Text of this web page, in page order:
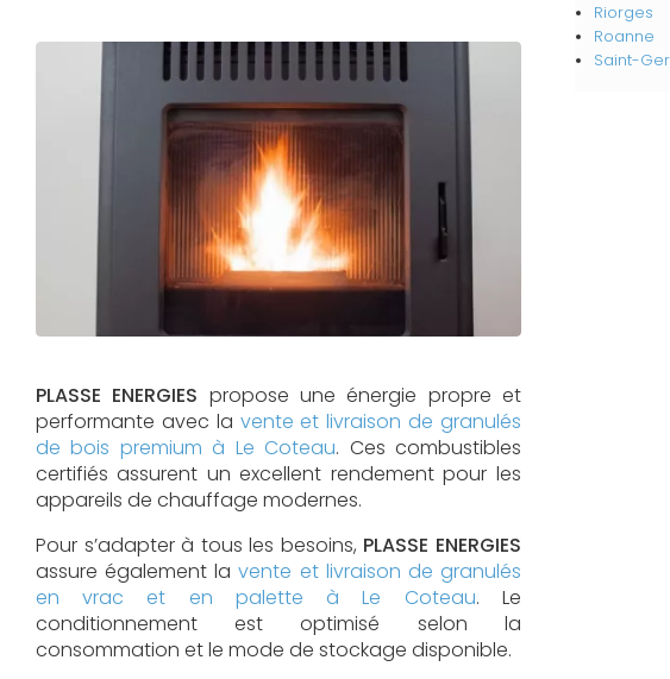
PLASSE ENERGIES propose une énergie propre et
performante avec la vente et livraison de granulés
de bois premium à Le Coteau. Ces combustibles
certifiés assurent un excellent rendement pour les
appareils de chauffage modernes.
Pour s’adapter à tous les besoins, PLASSE ENERGIES
assure également lavente et livraison de granulés
en vrac et en palette à Le Coteau. Le
conditionnement est optimisé selon la
consommation et le mode de stockage disponible.
Riorges
Roanne
Saint-